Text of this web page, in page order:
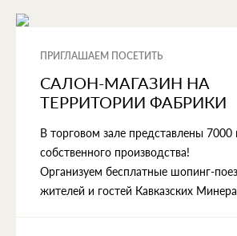
ПРИГЛАШАЕМ ПОСЕТИТЬ
САЛОН-МАГАЗИН НА
ТЕРРИТОРИИ ФАБРИКИ
В торговом зале представлены 7000
собственного производства!
Организуем бесплатные шопинг-
жителей и гостей Кавказских